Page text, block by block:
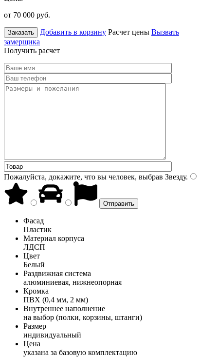
от 70 000 руб.
Заказать Добавить в корзину Расчет цены Вызвать
замерщика
Получить расчет
Пожалуйста, докажите, что вы человек, выбрав Звезду.
Фасад
Пластик
Материал корпуса
ЛДСП
Цвет
Белый
Раздвижная система
алюминиевая, нижнеопорная
Кромка
ПВХ (0,4 мм, 2 мм)
Внутреннее наполнение
на выбор (полки, корзины, штанги)
Размер
индивидуальный
Цена
указана за базовую комплектацию